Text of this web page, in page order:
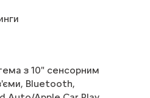
з 10" сенсорним
Bluetooth,